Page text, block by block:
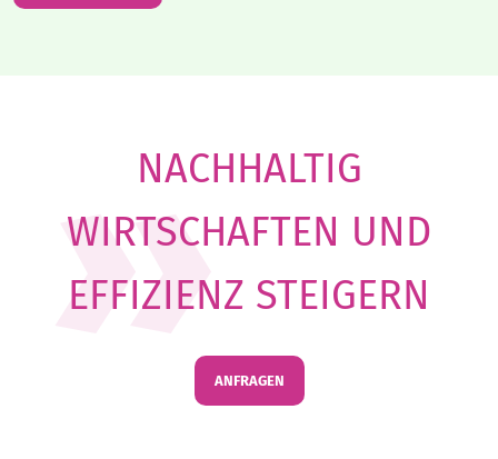
NACHHALTIG
WIRTSCHAFTEN UND
EFFIZIENZ STEIGERN
ANFRAGEN